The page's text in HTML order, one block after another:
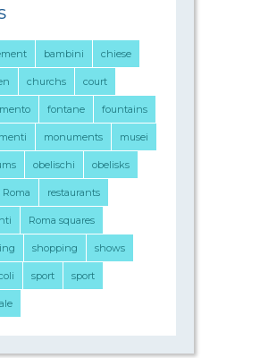
bambini chiese
churchs court
fontane fountains
monuments musei
obelischi obelisks
Roma restaurants
Roma squares
shopping shows
sport sport